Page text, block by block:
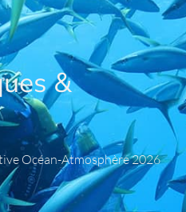
&
Océan-Atmosphère 2026